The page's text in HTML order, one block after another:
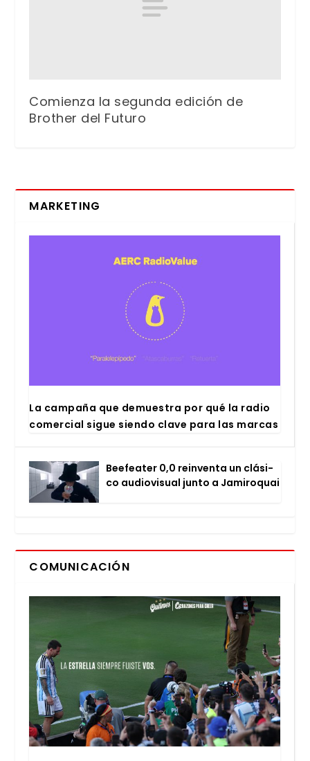
Comienza la segunda edición de
Brother del Futuro
MARKETING
La cam­pa­ña que demues­tra por qué la radio
comer­cial sigue sien­do cla­ve para las mar­cas
Bee­fea­ter 0,0 rein­ven­ta un clá­si­
co audio­vi­sual jun­to a Jami­ro­quai
COMUNICACIÓN